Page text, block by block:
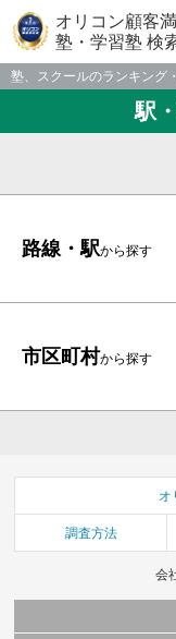
オリコン顧客
塾・学習塾 検
塾、スクールのランキング
駅
路線・駅から探す
市区町村から探す
オ
調査方法
会